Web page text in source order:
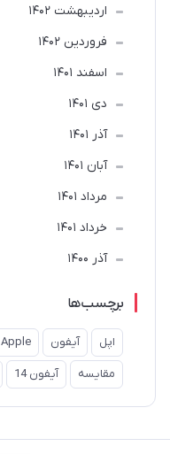
ارديبهشت 1402
فروردین 1402
اسفند 1401
دی 1401
آذر 1401
آبان 1401
مرداد 1401
خرداد 1401
آذر 1400
برچسب‌ها
اپل آیفون Apple
مقایسه آیفون 14